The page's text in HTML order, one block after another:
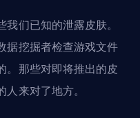
们已知的泄露皮肤。
据挖掘者检查游戏文件
。那些对即将推出的皮
来对了地方。